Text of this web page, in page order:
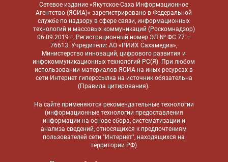
Сетевое издание «Якутское-Саха Информационное
Агентство (ЯСИА)» зарегистрировано в Федеральной
службе по надзору в сфере связи, информационных
технологий и массовых коммуникаций (Роскомнадзор)
06.09.2019 г. Регистрационный номер ЭЛ № ФС 77 —
76613. Учредители: АО «РИИХ Сахамедиа»,
Министерство инноваций, цифрового развития и
инфокоммуникационных технологий РС(Я). При любом
использовании материалов ЯСИА на иных ресурсах в
сети Интернет гиперссылка на источник обязательна
(Правила цитирования).
На сайте применяются рекомендательные технологии
(информационные технологии предоставления
информации на основе сбора, систематизации и
анализа сведений, относящихся к предпочтениям
пользователей сети "Интернет", находящихся на
территории РФ)